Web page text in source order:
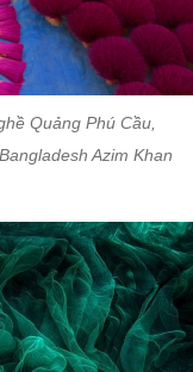
Quảng Phú Cầu,
Azim Khan